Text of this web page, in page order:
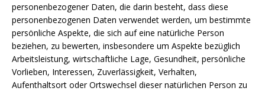
personenbezogener Daten, die darin besteht, dass diese
personenbezogenen Daten verwendet werden, um bestimmte
persönliche Aspekte, die sich auf eine natürliche Person
beziehen, zu bewerten, insbesondere um Aspekte bezüglich
Arbeitsleistung, wirtschaftliche Lage, Gesundheit, persönliche
Vorlieben, Interessen, Zuverlässigkeit, Verhalten,
Aufenthaltsort oder Ortswechsel dieser natürlichen Person zu